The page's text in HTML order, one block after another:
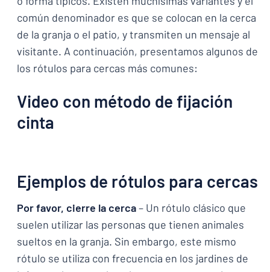
común denominador es que se colocan en la cerca
de la granja o el patio, y transmiten un mensaje al
visitante. A continuación, presentamos algunos de
los rótulos para cercas más comunes:
Video con método de fijación
cinta
Ejemplos de rótulos para cercas
Por favor, cierre la cerca– Un rótulo clásico que
suelen utilizar las personas que tienen animales
sueltos en la granja. Sin embargo, este mismo
rótulo se utiliza con frecuencia en los jardines de